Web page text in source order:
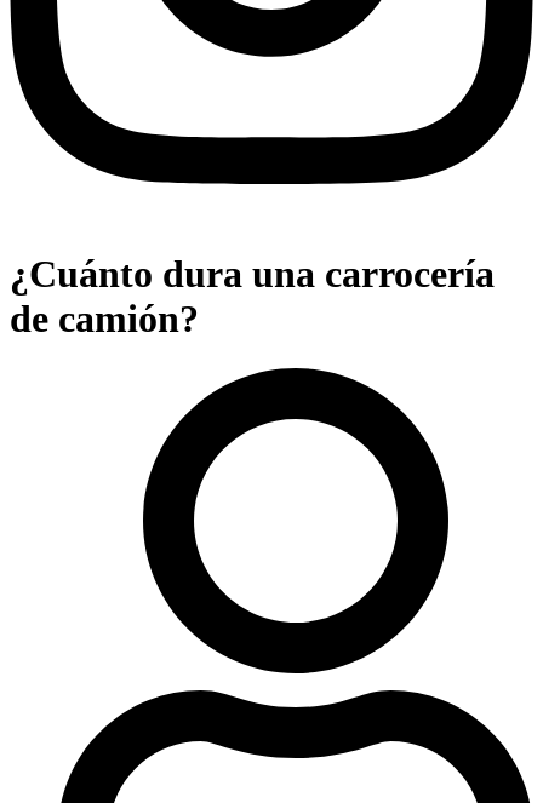
¿Cuánto dura una carrocería
de camión?